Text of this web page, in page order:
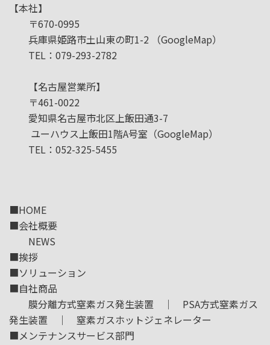
【本社】
〒670-0995
兵庫県姫路市土山東の町1-2
（GoogleMap）
TEL：079-293-2782
【名古屋営業所】
〒461-0022
愛知県名古屋市北区上飯田通3-7
ユーハウス上飯田1階A号室 （GoogleMap）
TEL：052-325-5455
■HOME
■会社概要
NEWS
■挨拶
■ソリューション
■自社商品
膜分離方式窒素ガス発生装置 ｜ PSA方式窒素ガス
発生装置 ｜ 窒素ガスホットジェネレーター
■メンテナンスサービス部門